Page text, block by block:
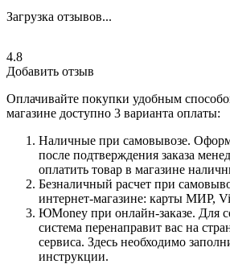
Загрузка отзывов...
4.8
Добавить отзыв
Оплачивайте покупки удобным
магазине доступно 3 варианта оплаты:
Наличные при самовывозе.
после подтверждения заказа
оплатить товар в магазине
Безналичный расчет при
интернет-магазине: карты МИР,
ЮMoney при онлайн-заказе. Для
система перенаправит вас на
сервиса. Здесь необходимо
инструкции.